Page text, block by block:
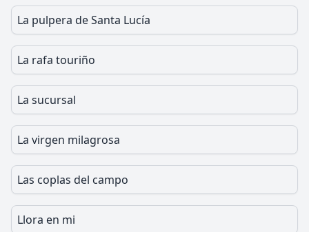
La pulpera de Santa Lucía
La rafa touriño
La sucursal
La virgen milagrosa
Las coplas del campo
Llora en mi